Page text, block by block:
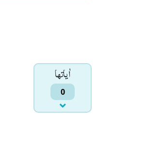
اٰياتها
0